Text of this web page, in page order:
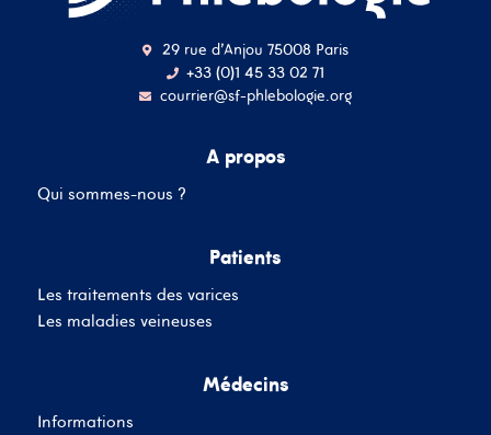
29 rue d'Anjou 75008 Paris
+33 (0)1 45 33 02 71
courrier@sf-phlebologie.org
A propos
Qui sommes-nous ?
Patients
Les traitements des varices
Les maladies veineuses
Médecins
Informations
adresse mail
Se souvenir de moi
SE CONNECTER